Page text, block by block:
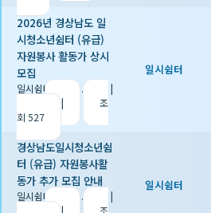
2026년 경상남도 일
시청소년쉼터 (유급)
자원봉사 활동가 상시
모집
일시쉼터 2026.06.19
|
|
조
회 527
일시쉼터
경상남도일시청소년쉼
터 (유급) 자원봉사활
동가 추가 모집 안내
일시쉼터 2026.06.12
|
|
조
일시쉼터